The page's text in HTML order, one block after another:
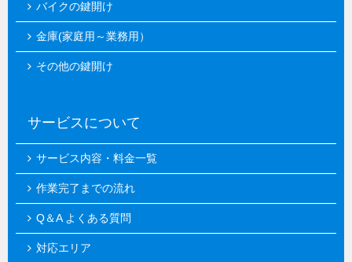
バイクの鍵開け
金庫(家庭用～業務用）
その他の鍵開け
サービスについて
サービス内容・料金一覧
作業完了までの流れ
Q＆A よくある質問
対応エリア